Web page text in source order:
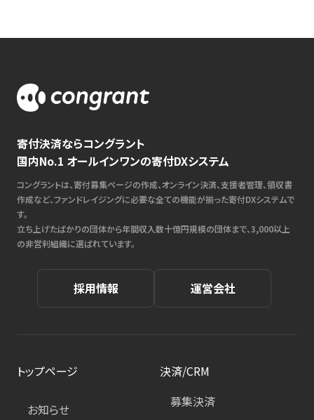
寄付決済ならコングラント
国内No.1 オールインワンの寄付DXシステム
コングラントは、寄付募集ページの作成、オンライン決済、支援者管理、領収書
作成など、ファンドレイジングに必要な全ての機能が揃った寄付DXシステムで
す。
立ち上げたばかりの団体から年間収入数十億円規模の団体まで、3,000以上
の非営利組織に選ばれています。
採用情報 運営会社
トップページ
お知らせ
決済/CRM
募集決済